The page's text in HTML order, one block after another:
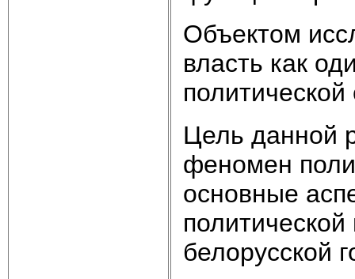
Объектом
власть как
Цель данной
феномен
основные
белорусской